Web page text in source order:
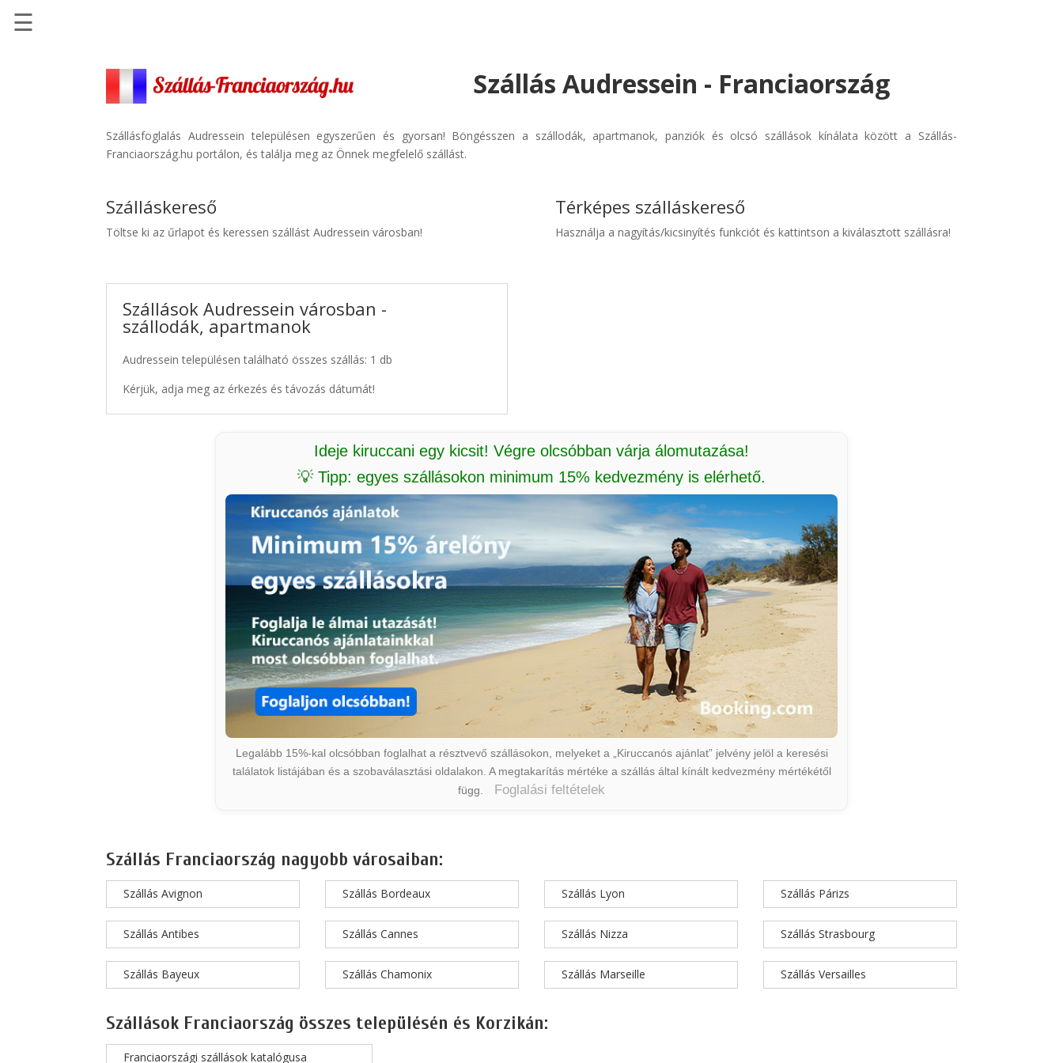
Szállásinfo.eu
Repülőjegy
Autóbérlés
☰
Szállás Audressein - Franciaország
Szállásfoglalás Audressein településen egyszerűen és gyorsan! Böngésszen a szállodák, apartmanok, panziók és olcsó szállások kínálata között a Szállás-
Franciaország.hu portálon, és találja meg az Önnek megfelelő szállást.
Szálláskereső
Töltse ki az űrlapot és keressen szállást Audressein városban!
Szállások Audressein városban -
szállodák, apartmanok
Audressein településen található összes szállás: 1 db
Kérjük, adja meg az érkezés és távozás dátumát!
Térképes szálláskereső
Használja a nagyítás/kicsinyítés funkciót és kattintson a kiválasztott szállásra!
Ideje kiruccani egy kicsit! Végre olcsóbban várja álomutazása!
💡 Tipp: egyes szállásokon minimum 15% kedvezmény is elérhető.
Legalább 15%-kal olcsóbban foglalhat a résztvevő szállásokon, melyeket a „Kiruccanós ajánlat” jelvény jelöl a keresési
találatok listájában és a szobaválasztási oldalakon. A megtakarítás mértéke a szállás által kínált kedvezmény mértékétől
függ.
Foglalási feltételek
Szállás Franciaország nagyobb városaiban:
Szállás Avignon
Szállás Antibes
Szállás Bayeux
Szállás Bordeaux
Szállás Cannes
Szállás Chamonix
Szállás Lyon
Szállás Nizza
Szállás Marseille
Szállás Párizs
Szállás Strasbourg
Szállás Versailles
Szállások Franciaország összes településén és Korzikán:
Franciaországi szállások katalógusa